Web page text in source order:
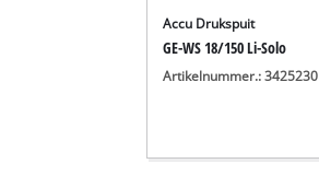
Accu Drukspuit
GE-WS 18/150 Li-Solo
Artikelnummer.: 3425230